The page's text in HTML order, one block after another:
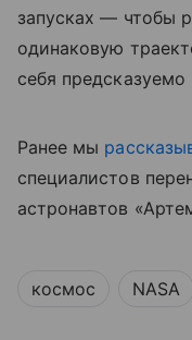
запусках — чтобы
одинаковую
себя
Ранее мы
специалистов
астронавтов
космос NASA